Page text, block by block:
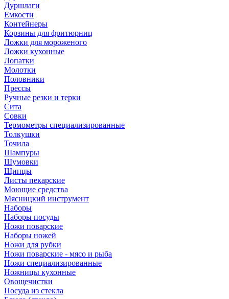
Дуршлаги
Емкости
Контейнеры
Корзины для фритюрниц
Ложки для мороженого
Ложки кухонные
Лопатки
Молотки
Половники
Прессы
Ручные резки и терки
Сита
Совки
Термометры специализированные
Толкушки
Точила
Шампуры
Шумовки
Щипцы
Листы пекарские
Моющие средства
Мясницкий инструмент
Наборы
Наборы посуды
Ножи поварские
Наборы ножей
Ножи для рубки
Ножи поварские - мясо и рыба
Ножи специализированные
Ножницы кухонные
Овощечистки
Посуда из стекла